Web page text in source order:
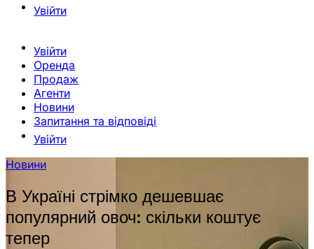
Увійти
Увійти
Оренда
Продаж
Агенти
Новини
Запитання та відповіді
Увійти
Новини
В Україні стрімко дешевшає
популярний овоч: скільки коштує
тепер